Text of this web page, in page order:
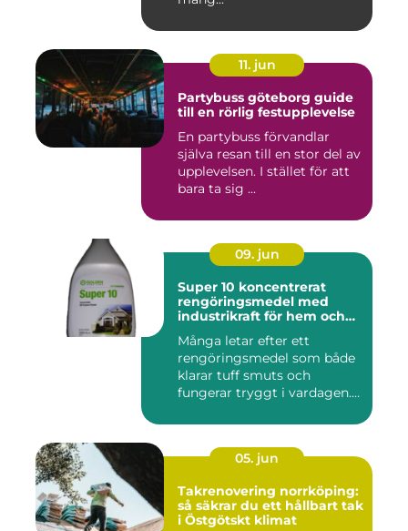
11. jun
Partybuss göteborg guide
till en rörlig festupplevelse
En partybuss förvandlar
själva resan till en stor del av
upplevelsen. I stället för att
bara ta sig ...
09. jun
Super 10 koncentrerat
rengöringsmedel med
industrikraft för hem och
Många letar efter ett
rengöringsmedel som både
klarar tuff smuts och
fungerar tryggt i vardagen.
05. jun
Takrenovering norrköping:
så säkrar du ett hållbart tak
i Östgötskt klimat